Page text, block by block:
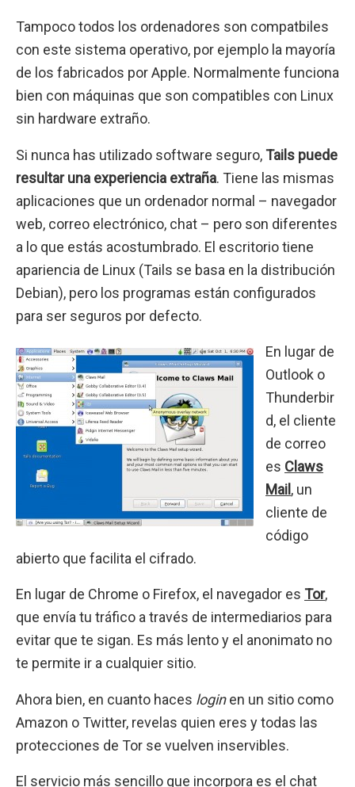
Tampoco todos los ordenadores son compatbiles
con este sistema operativo, por ejemplo la mayoría
de los fabricados por Apple. Normalmente funciona
bien con máquinas que son compatibles con Linux
sin hardware extraño.
Si nunca has utilizado software seguro, Tails puede
resultar una experiencia extraña. Tiene las mismas
aplicaciones que un ordenador normal – navegador
web, correo electrónico, chat – pero son diferentes
a lo que estás acostumbrado. El escritorio tiene
apariencia de Linux (Tails se basa en la distribución
Debian), pero los programas están configurados
para ser seguros por defecto.
En lugar de
Outlook o
Thunderbir
d, el cliente
de correo
es Claws
Mail , un
cliente de
código
abierto que facilita el cifrado.
En lugar de Chrome o Firefox, el navegador es Tor,
que envía tu tráfico a través de intermediarios para
evitar que te sigan. Es más lento y el anonimato no
te permite ir a cualquier sitio.
Ahora bien, en cuanto haces loginen un sitio como
Amazon o Twitter, revelas quien eres y todas las
protecciones de Tor se vuelven inservibles.
El servicio más sencillo que incorpora es el chat